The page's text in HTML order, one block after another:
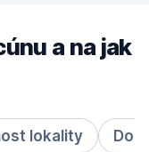
a na jak
lokality